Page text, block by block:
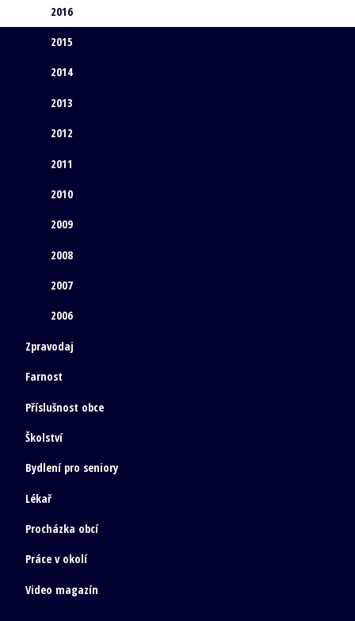
2016
2015
2014
2013
2012
2011
2010
2009
2008
2007
2006
Zpravodaj
Farnost
Příslušnost obce
Školství
Bydlení pro seniory
Lékař
Procházka obcí
Práce v okolí
Video magazín